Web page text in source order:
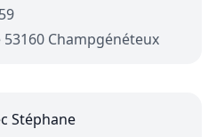
Champgénéteux
Stéphane